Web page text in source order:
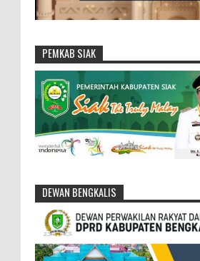
PEMKAB SIAK
DEWAN BENGKALIS